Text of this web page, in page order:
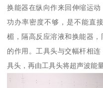
换能器在纵向作来回伸缩运
功办率密度不够，是不能直
楣，隔高反应溶液和换能器
的作用。工具头与交幅杆相
具头，再由工具头将超声波能